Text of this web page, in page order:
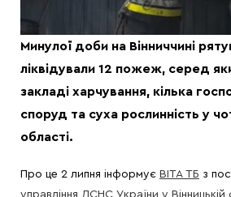
Минулої доби на Вінниччині
ліквідували 12 пожеж, серед
закладі харчування, кілька
споруд та суха рослинність у
області.
Про це 2 липня інформує ВІТА ТБ з
управління ДСНС України у Вінницькій